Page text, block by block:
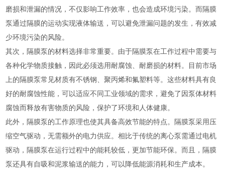
磨损和泄漏的情况，不仅影响工作效率，也会造成环境污染。而隔膜
泵通过隔膜的运动实现液体输送，可以避免泄漏问题的发生，有效减
少环境污染的风险。
其次，隔膜泵的材料选择非常重要。由于隔膜泵在工作过程中需要与
各种化学物质接触，因此必须选用耐腐蚀、耐磨损的材料。目前市场
上的隔膜泵常见材质有不锈钢、聚丙烯和氟塑料等。这些材料具有良
好的耐腐蚀性能，可以适应不同工业领域的需求，避免了因泵体材料
腐蚀而释放有害物质的风险，保护了环境和人体健康。
此外，隔膜泵的工作原理也使其具备高效节能的特点。隔膜泵采用压
缩空气驱动，无需额外的电力供应。相比于传统的离心泵需通过电机
驱动，隔膜泵在运行过程中的能耗较低，更加节能环保。而且，隔膜
泵还具有自吸和泥浆输送的能力，可以降低能源消耗和生产成本。